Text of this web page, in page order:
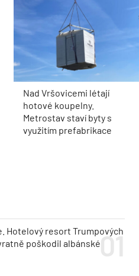
Nad Vršovicemi létají
hotové koupelny.
Metrostav staví byty s
využitím prefabrikace
Hotelový resort Trumpových
poškodil albánské